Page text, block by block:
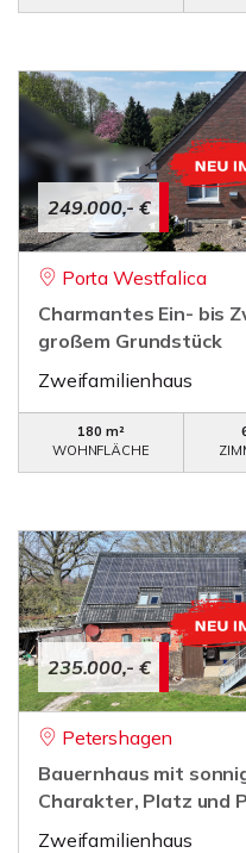
249.000,- €
Porta Westfalica
Charmantes Ein- bis
großem Grundstück
Zweifamilienhaus
180 m²
WOHNFLÄCHE
235.000,- €
Petershagen
Bauernhaus mit
Charakter, Platz und
Zweifamilienhaus